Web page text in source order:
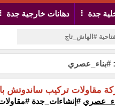
جدة دهانات خارجية جدة
#بناء_عصري
مقاولات تركيب ساندوتش
#إنشاءات_جدة